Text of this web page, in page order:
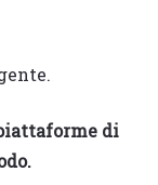
di